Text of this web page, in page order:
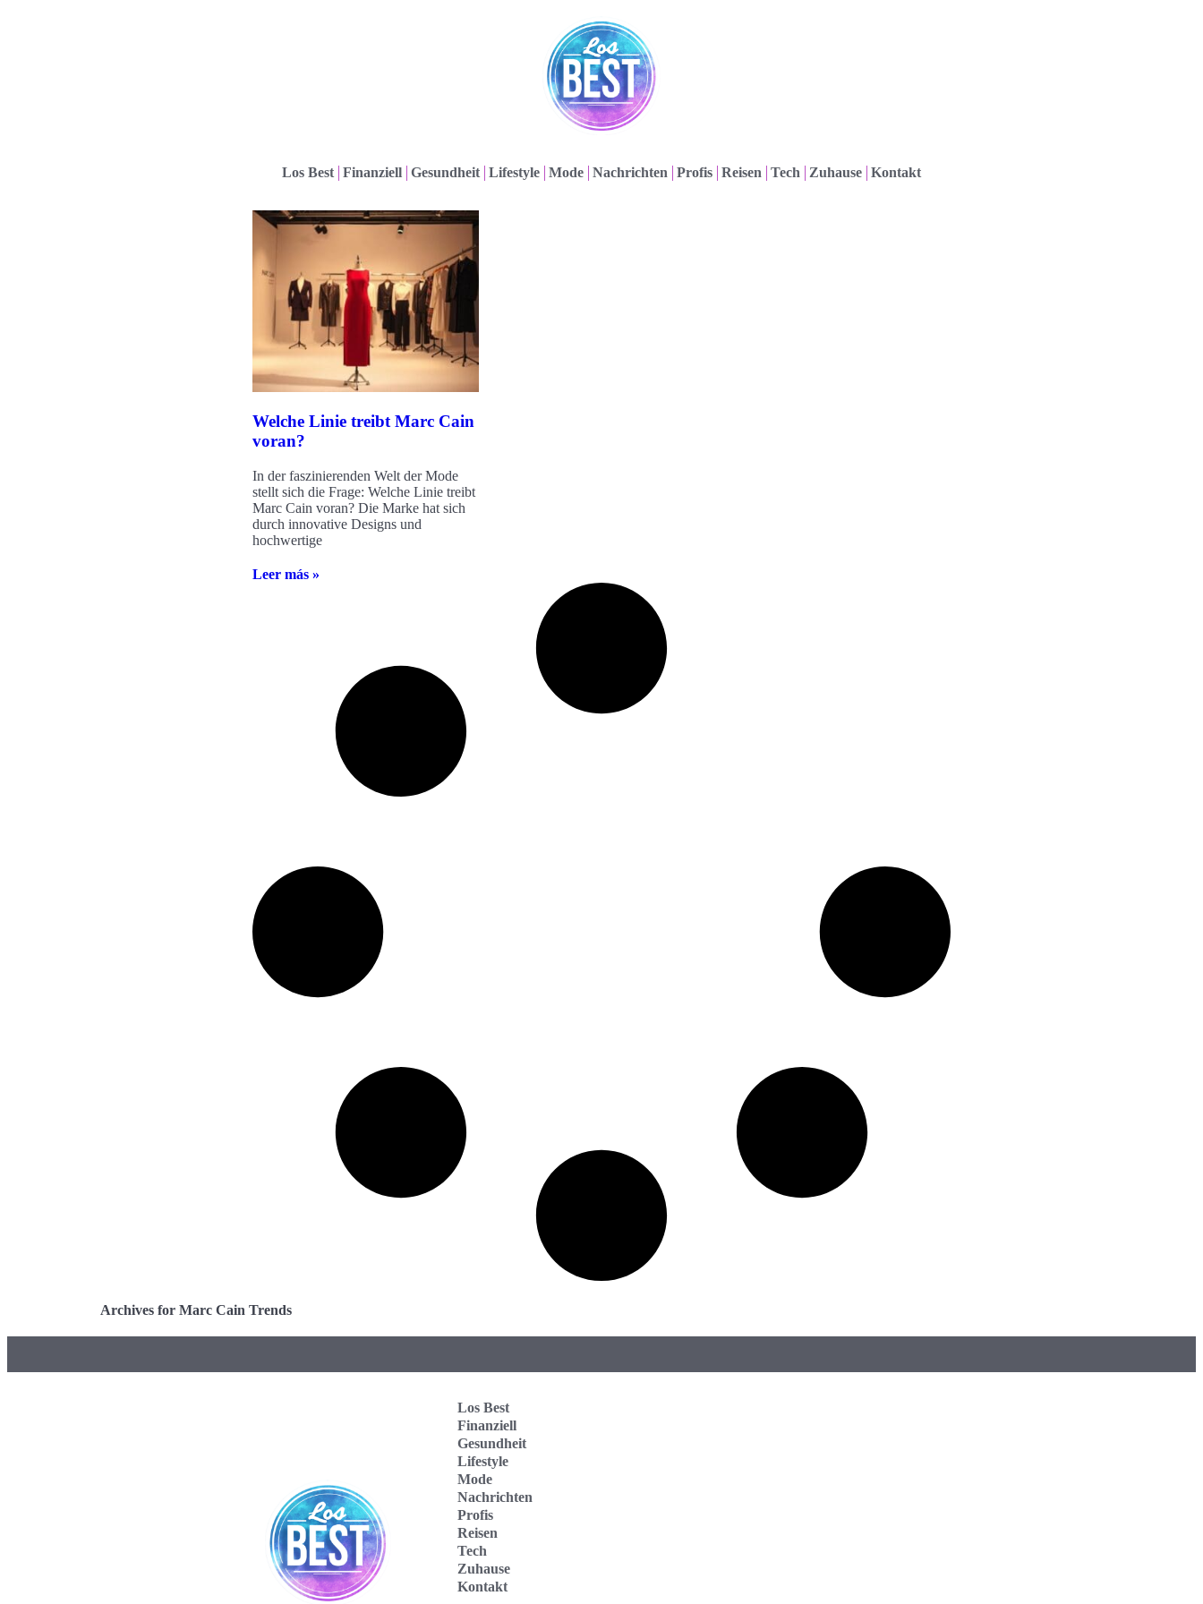
Los Best Finanziell Gesundheit Lifestyle Mode Nachrichten Profis Reisen Tech Zuhause Kontakt
Welche Linie treibt Marc Cain
voran?
In der faszinierenden Welt der Mode
stellt sich die Frage: Welche Linie treibt
Marc Cain voran? Die Marke hat sich
durch innovative Designs und
hochwertige
Leer más »
Archives for Marc Cain Trends
Los Best
Finanziell
Gesundheit
Lifestyle
Mode
Nachrichten
Profis
Reisen
Tech
Zuhause
Kontakt